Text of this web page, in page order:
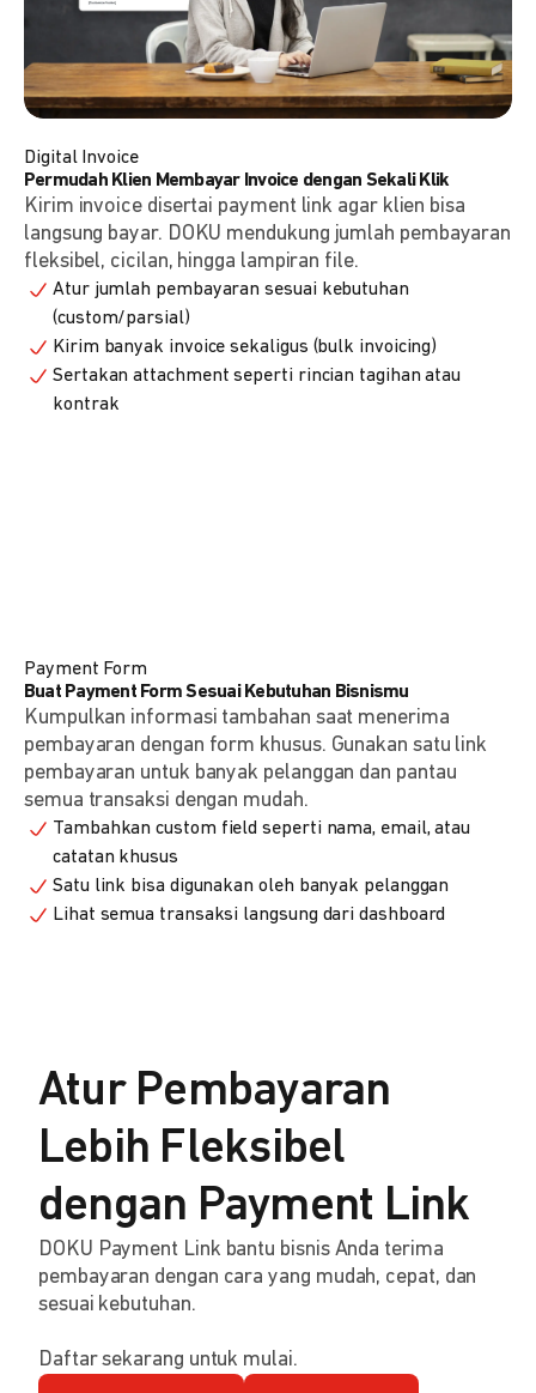
Digital Invoice
Permudah Klien Membayar Invoice dengan Sekali Klik
Kirim invoice disertai payment link agar klien bisa
langsung bayar. DOKU mendukung jumlah pembayaran
fleksibel, cicilan, hingga lampiran file.
Atur jumlah pembayaran sesuai kebutuhan
(custom/parsial)
Kirim banyak invoice sekaligus (bulk invoicing)
Sertakan attachment seperti rincian tagihan atau
kontrak
Payment Form
Buat Payment Form Sesuai Kebutuhan Bisnismu
Kumpulkan informasi tambahan saat menerima
pembayaran dengan form khusus. Gunakan satu link
pembayaran untuk banyak pelanggan dan pantau
semua transaksi dengan mudah.
Tambahkan custom field seperti nama, email, atau
catatan khusus
Satu link bisa digunakan oleh banyak pelanggan
Lihat semua transaksi langsung dari dashboard
Atur Pembayaran
Lebih Fleksibel
dengan Payment Link
DOKU Payment Link bantu bisnis Anda terima
pembayaran dengan cara yang mudah, cepat, dan
sesuai kebutuhan.
Daftar sekarang untuk mulai.